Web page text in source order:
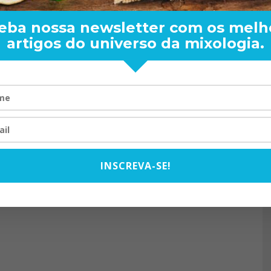
RAND BARTENDER: DE
VISTA PARA O MUNDO
nossa newsletter com os
artigos do universo da mixologia.
INSCREVA-SE!